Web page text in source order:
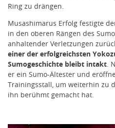
Ring zu drängen.
Musashimarus Erfolg festigte
in den oberen Rängen des
anhaltender Verletzungen
einer der erfolgreichsten
Sumogeschichte bleibt intakt.
er ein Sumo-Ältester und
Trainingsstall, um weiterhin zu
ihn berühmt gemacht hat.